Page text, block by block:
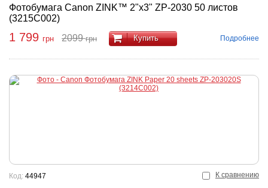
Фотобумага Canon ZINK™ 2"x3" ZP-2030 50 листов
(3215C002)
1 799 грн 2099грн Купить Подробнее
К сравнению
Код: 44947